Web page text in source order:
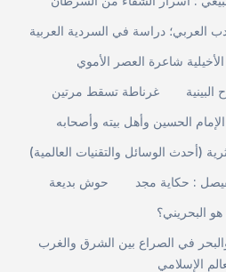
العربي؛ دراسة في السردية العربية
شاعرة العصر الأموي
غرناطة تسقط مرتين
البينية
الحسين وأهل بيته وأصحابه
(أحدث الوسائل والتقنيات العالمية)
حوش بديعة
: حكاية مجد
البحريني؟
في الصراع بين الشرق والغرب
الإسلامي